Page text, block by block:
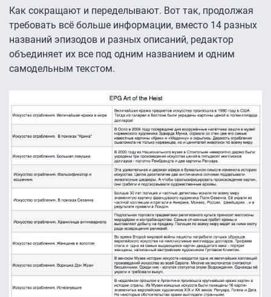
Как сокращают и переделывают. Вот так, продолжая
требовать всё больше информации, вместо 14 разных
названий эпизодов и разных описаний, редактор
объединяет их все под одним названием и одним
самодельным текстом.